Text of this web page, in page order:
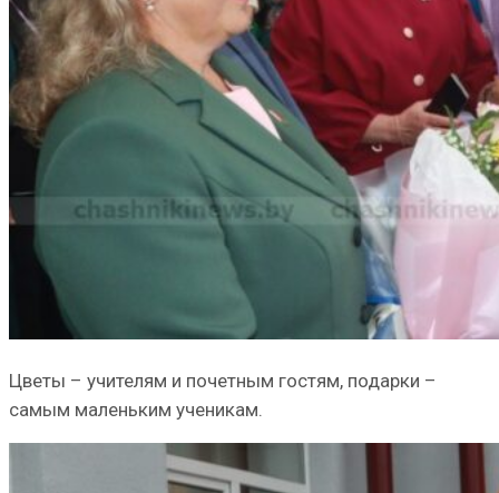
Цветы – учителям и почетным гостям, подарки –
самым маленьким ученикам.